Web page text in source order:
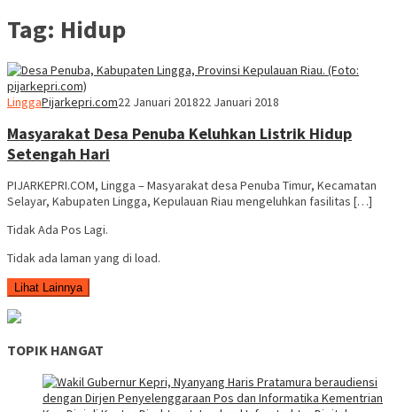
Tag: Hidup
LinggaPijarkepri.com22 Januari 201822 Januari 2018
Masyarakat Desa Penuba Keluhkan Listrik Hidup
Setengah Hari
PIJARKEPRI.COM, Lingga – Masyarakat desa Penuba Timur, Kecamatan
Selayar, Kabupaten Lingga, Kepulauan Riau mengeluhkan fasilitas […]
Tidak Ada Pos Lagi.
Tidak ada laman yang di load.
Lihat Lainnya
TOPIK HANGAT